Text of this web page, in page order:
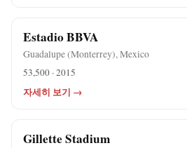
Estadio BBVA
Guadalupe (Monterrey), Mexico
53,500 · 2015
자세히 보기 →
Gillette Stadium